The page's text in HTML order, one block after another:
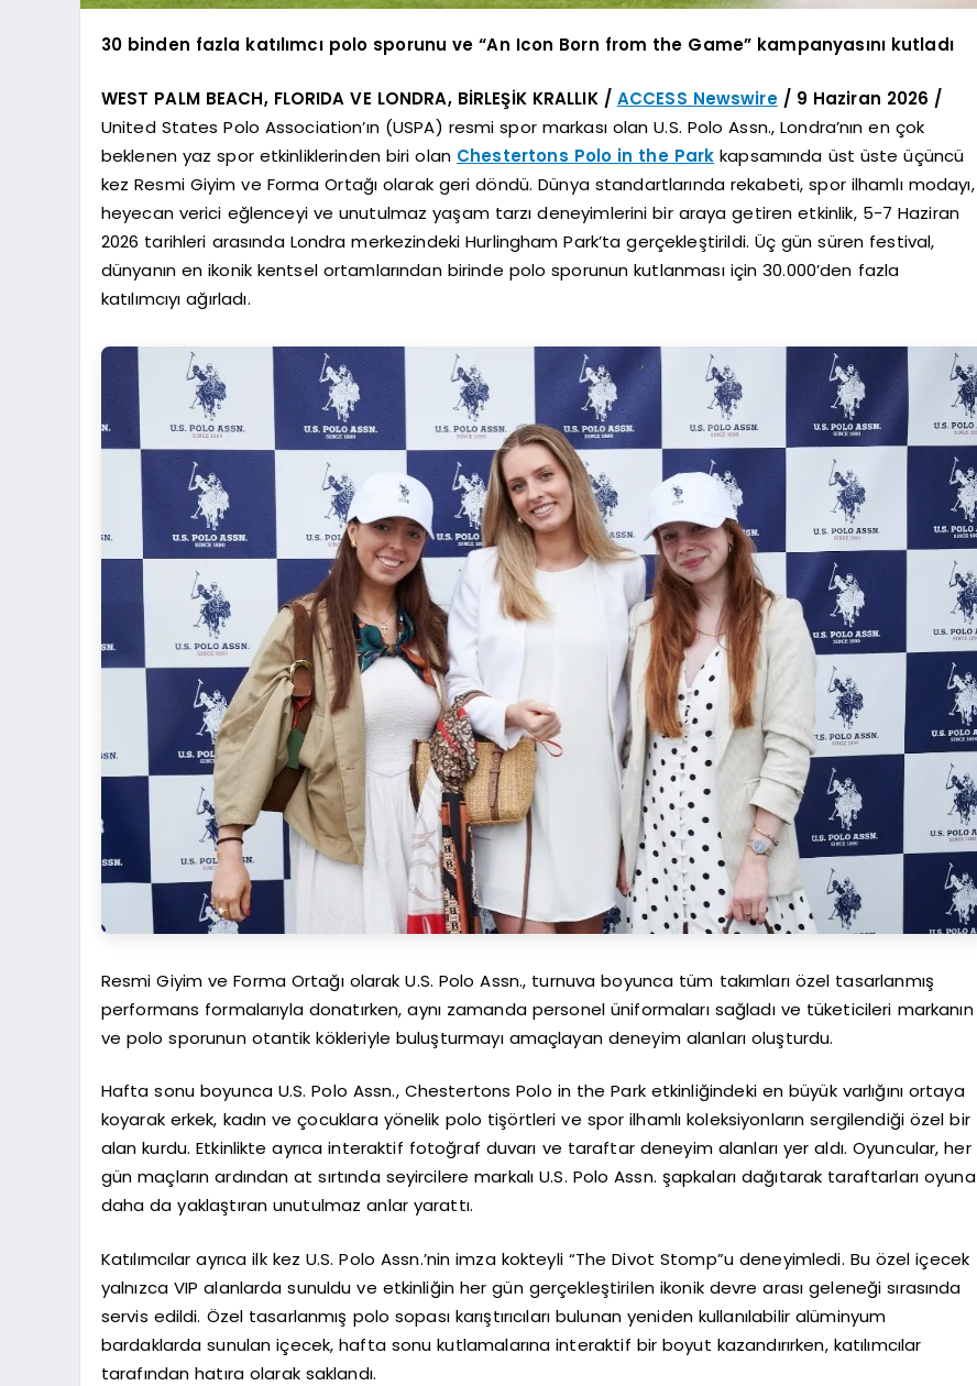
30 binden fazla katılımcı polo sporunu ve “An Icon Born from the Game” kampanyasını kutladı
WEST PALM BEACH, FLORIDA VE LONDRA, BİRLEŞİK KRALLIK / ACCESS Newswire/ 9 Haziran 2026 /
United States Polo Association’ın (USPA) resmi spor markası olan U.S. Polo Assn., Londra’nın en çok
beklenen yaz spor etkinliklerinden biri olan Chestertons Polo in the Park kapsamında üst üste üçüncü
kez Resmi Giyim ve Forma Ortağı olarak geri döndü. Dünya standartlarında rekabeti, spor ilhamlı modayı,
heyecan verici eğlenceyi ve unutulmaz yaşam tarzı deneyimlerini bir araya getiren etkinlik, 5-7 Haziran
2026 tarihleri arasında Londra merkezindeki Hurlingham Park’ta gerçekleştirildi. Üç gün süren festival,
dünyanın en ikonik kentsel ortamlarından birinde polo sporunun kutlanması için 30.000’den fazla
katılımcıyı ağırladı.
Resmi Giyim ve Forma Ortağı olarak U.S. Polo Assn., turnuva boyunca tüm takımları özel tasarlanmış
performans formalarıyla donatırken, aynı zamanda personel üniformaları sağladı ve tüketicileri markanın
ve polo sporunun otantik kökleriyle buluşturmayı amaçlayan deneyim alanları oluşturdu.
Hafta sonu boyunca U.S. Polo Assn., Chestertons Polo in the Park etkinliğindeki en büyük varlığını ortaya
koyarak erkek, kadın ve çocuklara yönelik polo tişörtleri ve spor ilhamlı koleksiyonların sergilendiği özel bir
alan kurdu. Etkinlikte ayrıca interaktif fotoğraf duvarı ve taraftar deneyim alanları yer aldı. Oyuncular, her
gün maçların ardından at sırtında seyircilere markalı U.S. Polo Assn. şapkaları dağıtarak taraftarları oyuna
daha da yaklaştıran unutulmaz anlar yarattı.
Katılımcılar ayrıca ilk kez U.S. Polo Assn.’nin imza kokteyli “The Divot Stomp”u deneyimledi. Bu özel içecek
yalnızca VIP alanlarda sunuldu ve etkinliğin her gün gerçekleştirilen ikonik devre arası geleneği sırasında
servis edildi. Özel tasarlanmış polo sopası karıştırıcıları bulunan yeniden kullanılabilir alüminyum
bardaklarda sunulan içecek, hafta sonu kutlamalarına interaktif bir boyut kazandırırken, katılımcılar
tarafından hatıra olarak saklandı.